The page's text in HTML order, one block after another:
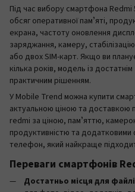
Під час вибору смартфона Redmi
обсяг оперативної памʼяті,
екрана, частоту оновлення
заряджання, камеру,
або двох SIM-карт. Якщо ви
кілька років, модель із
практичним рішенням.
У Mobile Trend можна купити
актуальною ціною та доставкою
redmi за ціною, памʼяттю,
продуктивністю та
телефон, який найкраще
Переваги смартфонів
Достатньо місця для